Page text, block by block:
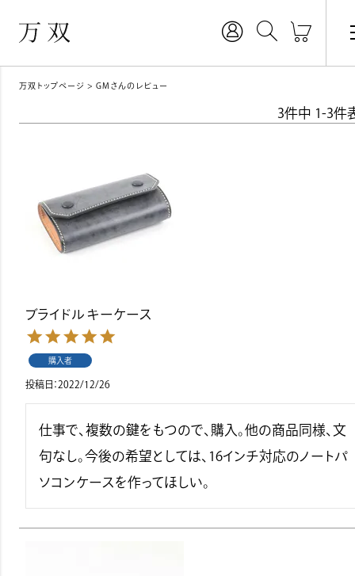
万双トップページ GMさんのレビュー
3件中 1-3件
ブライドル キーケース
購入者
投稿日 2022/12/26
仕事で、複数の鍵をもつので、購入。他の商品同様、文
句なし。今後の希望としては、16インチ対応のノートパ
ソコンケースを作ってほしい。